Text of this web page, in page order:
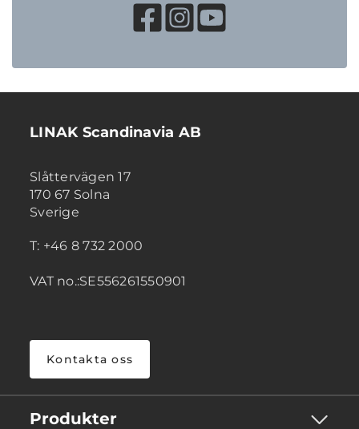
LINAK Scandinavia AB
Slåttervägen 17
170 67 Solna
Sverige
T: +46 8 732 2000
VAT no.:SE556261550901
Kontakta oss
Produkter